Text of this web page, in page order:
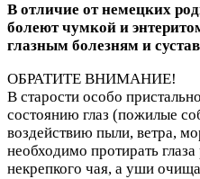
В отличие от немецких
болеют чумкой и
глазным болезням и
ОБРАТИТЕ ВНИМАНИЕ!
В старости особо
состоянию глаз (пожилые
воздействию пыли, ветра,
необходимо протирать
некрепкого чая, а уши